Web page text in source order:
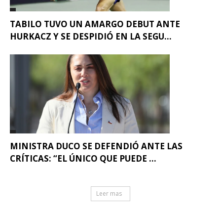
TABILO TUVO UN AMARGO DEBUT ANTE
HURKACZ Y SE DESPIDIÓ EN LA SEGU...
MINISTRA DUCO SE DEFENDIÓ ANTE LAS
CRÍTICAS: “EL ÚNICO QUE PUEDE ...
Leer mas